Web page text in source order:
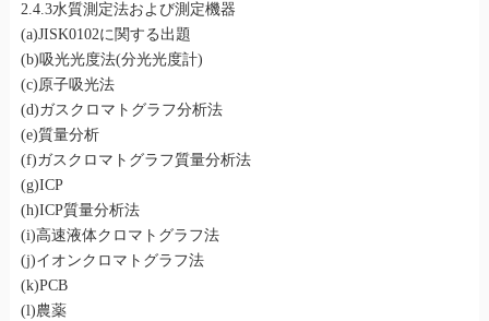
2.4.3水質測定法および測定機器
(a)JISK0102に関する出題
(b)吸光光度法(分光光度計)
(c)原子吸光法
(d)ガスクロマトグラフ分析法
(e)質量分析
(f)ガスクロマトグラフ質量分析法
(g)ICP
(h)ICP質量分析法
(i)高速液体クロマトグラフ法
(j)イオンクロマトグラフ法
(k)PCB
(l)農薬